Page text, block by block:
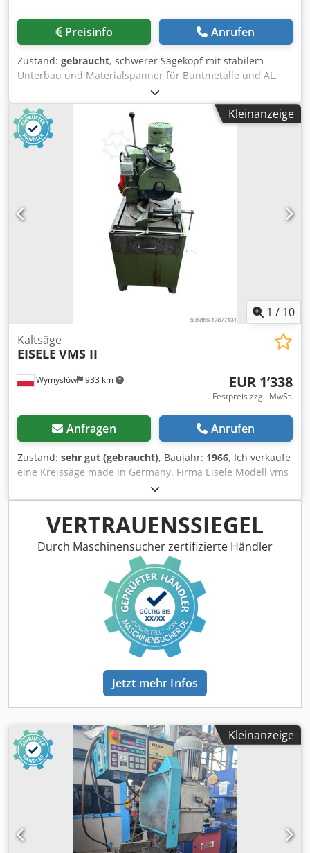
kg Die Maschine kann gern vor Ort unter Strom getestet /
vorgeführt werden. Alle Angaben ohne Gewähr.
unter Ausschluss jeglicher Gewährleistung verkauft. Der
Ausschluss gilt nicht für Schadensersatzansprüche aus
grob fahrlässiger bzw. vorsätzlicher Verletzung von
Pflichten des Verkäufers sowie für jede Verletzung von
Leben, Körper und Gesundheit.
Preisinfo Anrufen
Zustand: gebraucht, schwerer Sägekopf mit stabilem
Unterbau und Materialspanner für Buntmetalle und AL.
stärkerer Motor, mit pneumatischer Vorschub und 2
pneumatischen Materialspanner Codjzap Hfspfx Agpjha
Kleinanzeige
1 / 10
Wymysłów 933 km
Kaltsäge
EISELE VMS II
EUR 1’338
Festpreis zzgl. MwSt.
Anfragen Anrufen
Zustand: sehr gut (gebraucht), Baujahr: 1966, Ich verkaufe
eine Kreissäge made in Germany. Firma Eisele Modell vms
II in gutem Zustand Csdsvbwfnspfx Agpoha
VERTRAUENSSIEGEL
Durch Maschinensucher zertifizierte Händler
Jetzt mehr Infos
Kleinanzeige